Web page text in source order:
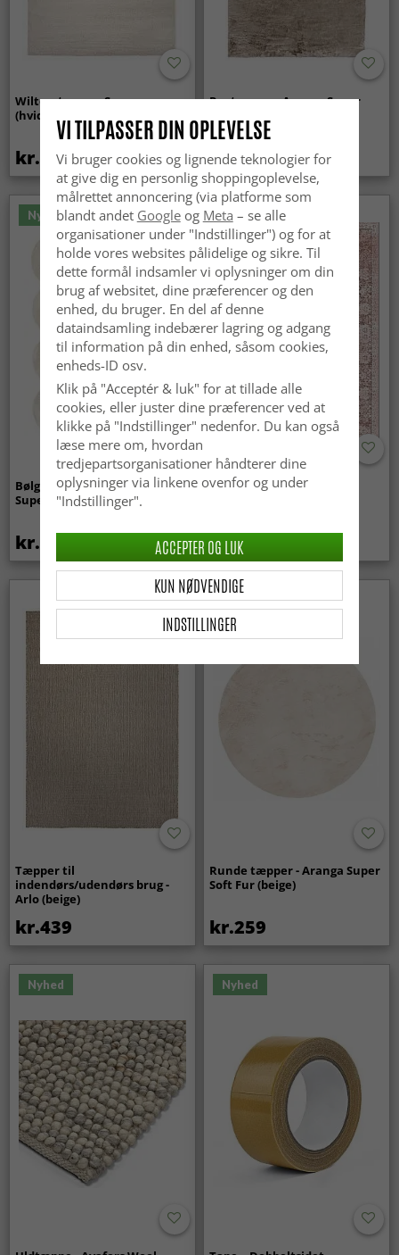
Wilton-tæppe - Sunayama
(hvid)
kr.419
Ryatæpper - Aranga Super
kr.259
Nyhed
Bølget ryatæppe - Aranga
Super Soft Fur (beige)
kr.369
Wilton-tæppe - Gombalia
kr.329
Tæpper til
indendørs/udendørs brug -
Arlo (beige)
kr.439
Runde tæpper - Aranga Super
Soft Fur (beige)
kr.259
Nyhed Nyhed
VI TILPASSER DIN OPLEVELSE
Vi bruger cookies og lignende teknologier for
at give dig en personlig shoppingoplevelse,
målrettet annoncering (via platforme som
blandt andet Googleog Meta – se alle
organisationer under "Indstillinger") og for at
holde vores websites pålidelige og sikre. Til
dette formål indsamler vi oplysninger om din
brug af websitet, dine præferencer og den
enhed, du bruger. En del af denne
dataindsamling indebærer lagring og adgang
til information på din enhed, såsom cookies,
enheds-ID osv.
Klik på "Acceptér & luk" for at tillade alle
cookies, eller juster dine præferencer ved at
klikke på "Indstillinger" nedenfor. Du kan også
læse mere om, hvordan
tredjepartsorganisationer håndterer dine
oplysninger via linkene ovenfor og under
"Indstillinger".
INDSTILLINGER
KUN NØDVENDIGE
ACCEPTER OG LUK